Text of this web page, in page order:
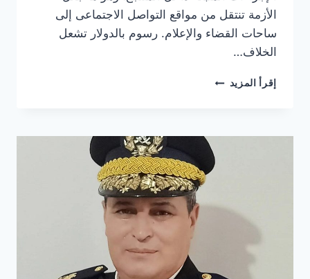
الأزمة تنتقل من مواقع التواصل الاجتماعى إلى
ساحات القضاء والإعلام. رسوم بالدولار تشعل
الخلاف…
إقرأ المزيد رسوم
ملاك
«مراسي»
يلجأون
للقضاء
ويطالبون